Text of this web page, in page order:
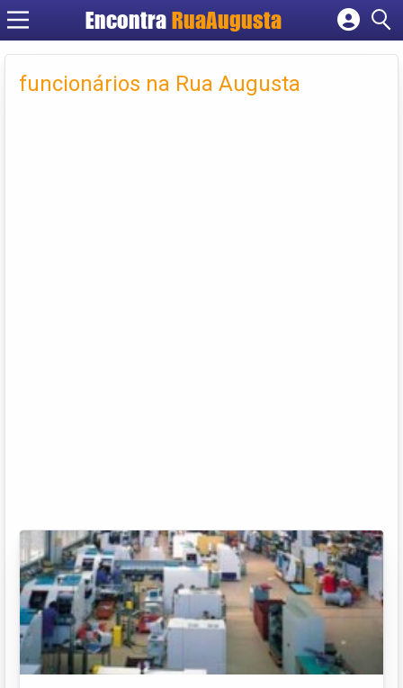
Encontra RuaAugusta
Cadastrar empresa
Criar conta
funcionários na Rua Augusta